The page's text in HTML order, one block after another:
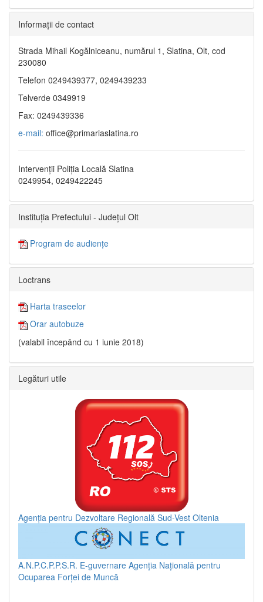
Informaţii de contact
Strada Mihail Kogălniceanu, numărul 1, Slatina, Olt, cod
230080
Telefon 0249439377, 0249439233
Telverde 0349919
Fax: 0249439336
e-mail: office@primariaslatina.ro
Intervenții Poliția Locală Slatina
0249954, 0249422245
Instituția Prefectului - Județul Olt
Program de audiențe
Loctrans
Harta traseelor
Orar autobuze
(valabil începând cu 1 iunie 2018)
Legături utile
Agenția pentru Dezvoltare Regională Sud-Vest Oltenia
A.N.P.C.P.P.S.R. E-guvernare Agenția Națională pentru
Ocuparea Forței de Muncă